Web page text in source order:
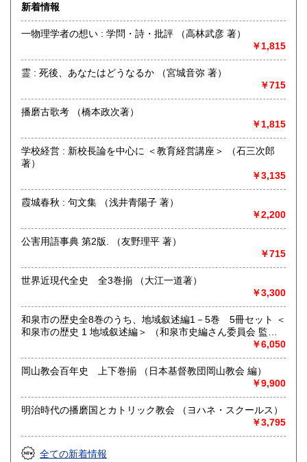
済、思想、宗教、地誌、国際関係、郷土史、戦記、軍事、歴
史、古典、文藝、言語学、心理学、哲学、占術、民俗学、美
理工学、各種産業統計等）を中心に、社会科学、人文科学、
自然科学、コミック、児童書、同人誌、ZINE等幅広く取り扱
沿線名：JR山陽本線有年駅 相生店についてはJR山陽本線相
生駅
最寄駅：JR山陽本線有年駅 相生店についてはJR山陽本線相
生駅南口下車徒歩15分
営業時間：相生店:11-17時
書籍の買取について
出張買取、店頭買取しております。なお、不在の時も多々あ
りますので、事前に必ず電話、e-mail等でご連絡ください。
取り扱い分野
総記、哲学宗教、歴史、社会科学、自然科学、美術工芸、国
語国文、外国文学、古典籍、近代文献、趣味、外国書、サブ
新着情報
一物理学者の想い : 学問・詩・批評 （高林武彦 著）
￥1,815
霊 : 死後、あなたはどうなるか （宮城音弥 著）
￥715
播磨古歌考 （橋本政次著）
￥1,815
学校経営 : 新校長論を中心に ＜教育経営講座＞ （石三次郎
著）
￥3,135
霞城春秋 : 句文集 （浅井青陽子 著）
￥2,200
公害用語事典 第2版. （友野理平 著）
￥715
世界近現代全史 全3巻揃 （大江一道著）
￥3,300
和泉市の歴史全8巻のうち、地域叙述編1－5巻 5冊セット ＜
和泉市の歴史 1 地域叙述編＞ （和泉市史編さん委員会 監
￥6,050
岡山教会百年史 上下巻揃 （日本基督教団岡山教会 編）
￥9,900
明治時代の播磨国とカトリック教会 （ヨハネ・スクールス）
￥3,795
全ての新着情報